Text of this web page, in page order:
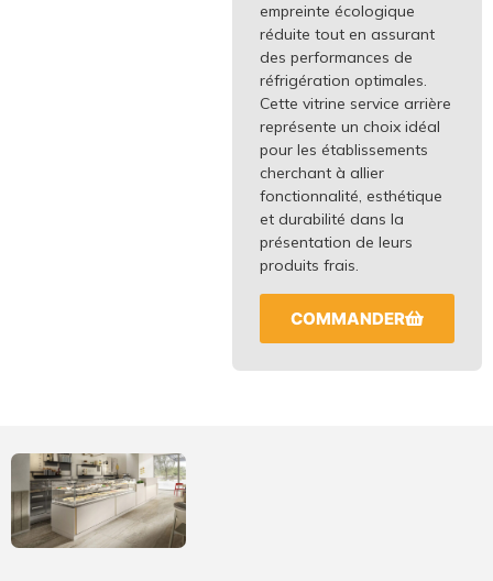
empreinte écologique
réduite tout en assurant
des performances de
réfrigération optimales.
Cette vitrine service arrière
représente un choix idéal
pour les établissements
cherchant à allier
fonctionnalité, esthétique
et durabilité dans la
présentation de leurs
produits frais.
COMMANDER